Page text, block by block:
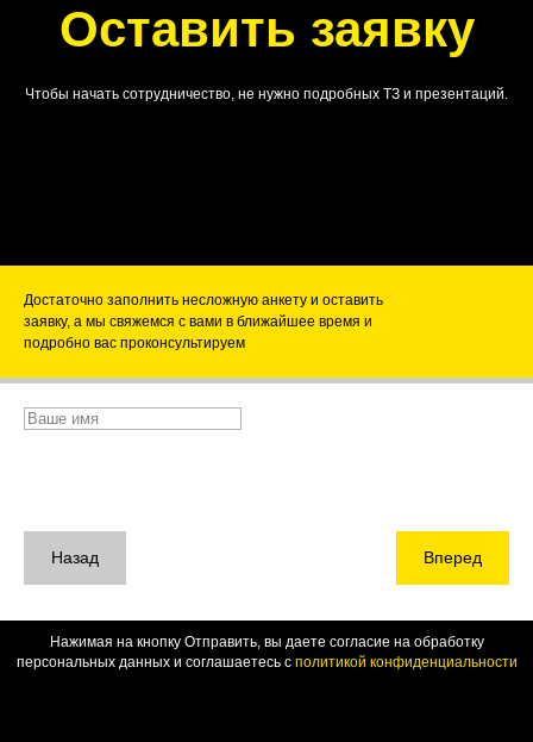
Оставить заявку
Чтобы начать сотрудничество, не нужно подробных ТЗ и презентаций.
Достаточно заполнить несложную анкету и оставить
заявку, а мы свяжемся с вами в ближайшее время и
подробно вас проконсультируем
Назад Вперед
Нажимая на кнопку Отправить, вы даете согласие на обработку
персональных данных и соглашаетесь c политикой конфиденциальности